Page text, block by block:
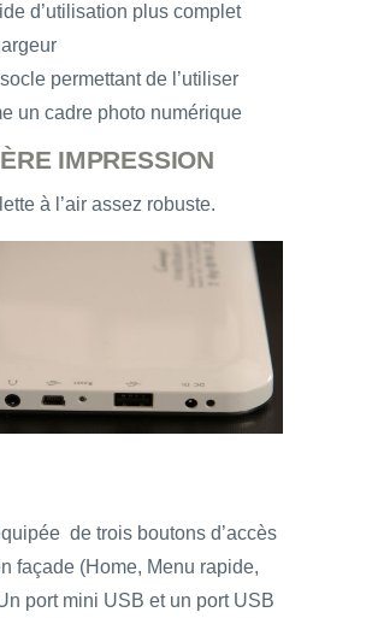
d’utilisation plus complet
permettant de l’utiliser
un cadre photo numérique
IMPRESSION
à l’air assez robuste.
de trois boutons d’accès
façade (Home, Menu rapide,
port mini USB et un port USB